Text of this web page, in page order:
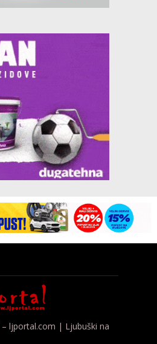
ljportal.com | Ljubuški na